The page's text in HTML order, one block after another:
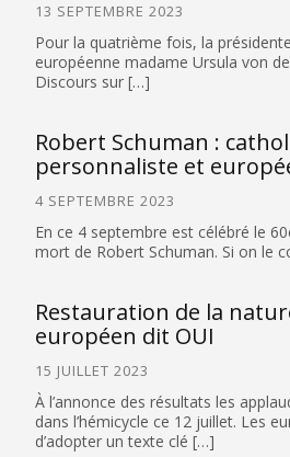
13 SEPTEMBRE 2023
Pour la quatrième fois, la
européenne madame Ursula von
Discours sur […]
Robert Schuman :
personnaliste et
4 SEPTEMBRE 2023
En ce 4 septembre est célébré le
mort de Robert Schuman. Si on le
Restauration de la
européen dit OUI
15 JUILLET 2023
À l’annonce des résultats les
dans l’hémicycle ce 12 juillet. Les
d’adopter un texte clé […]